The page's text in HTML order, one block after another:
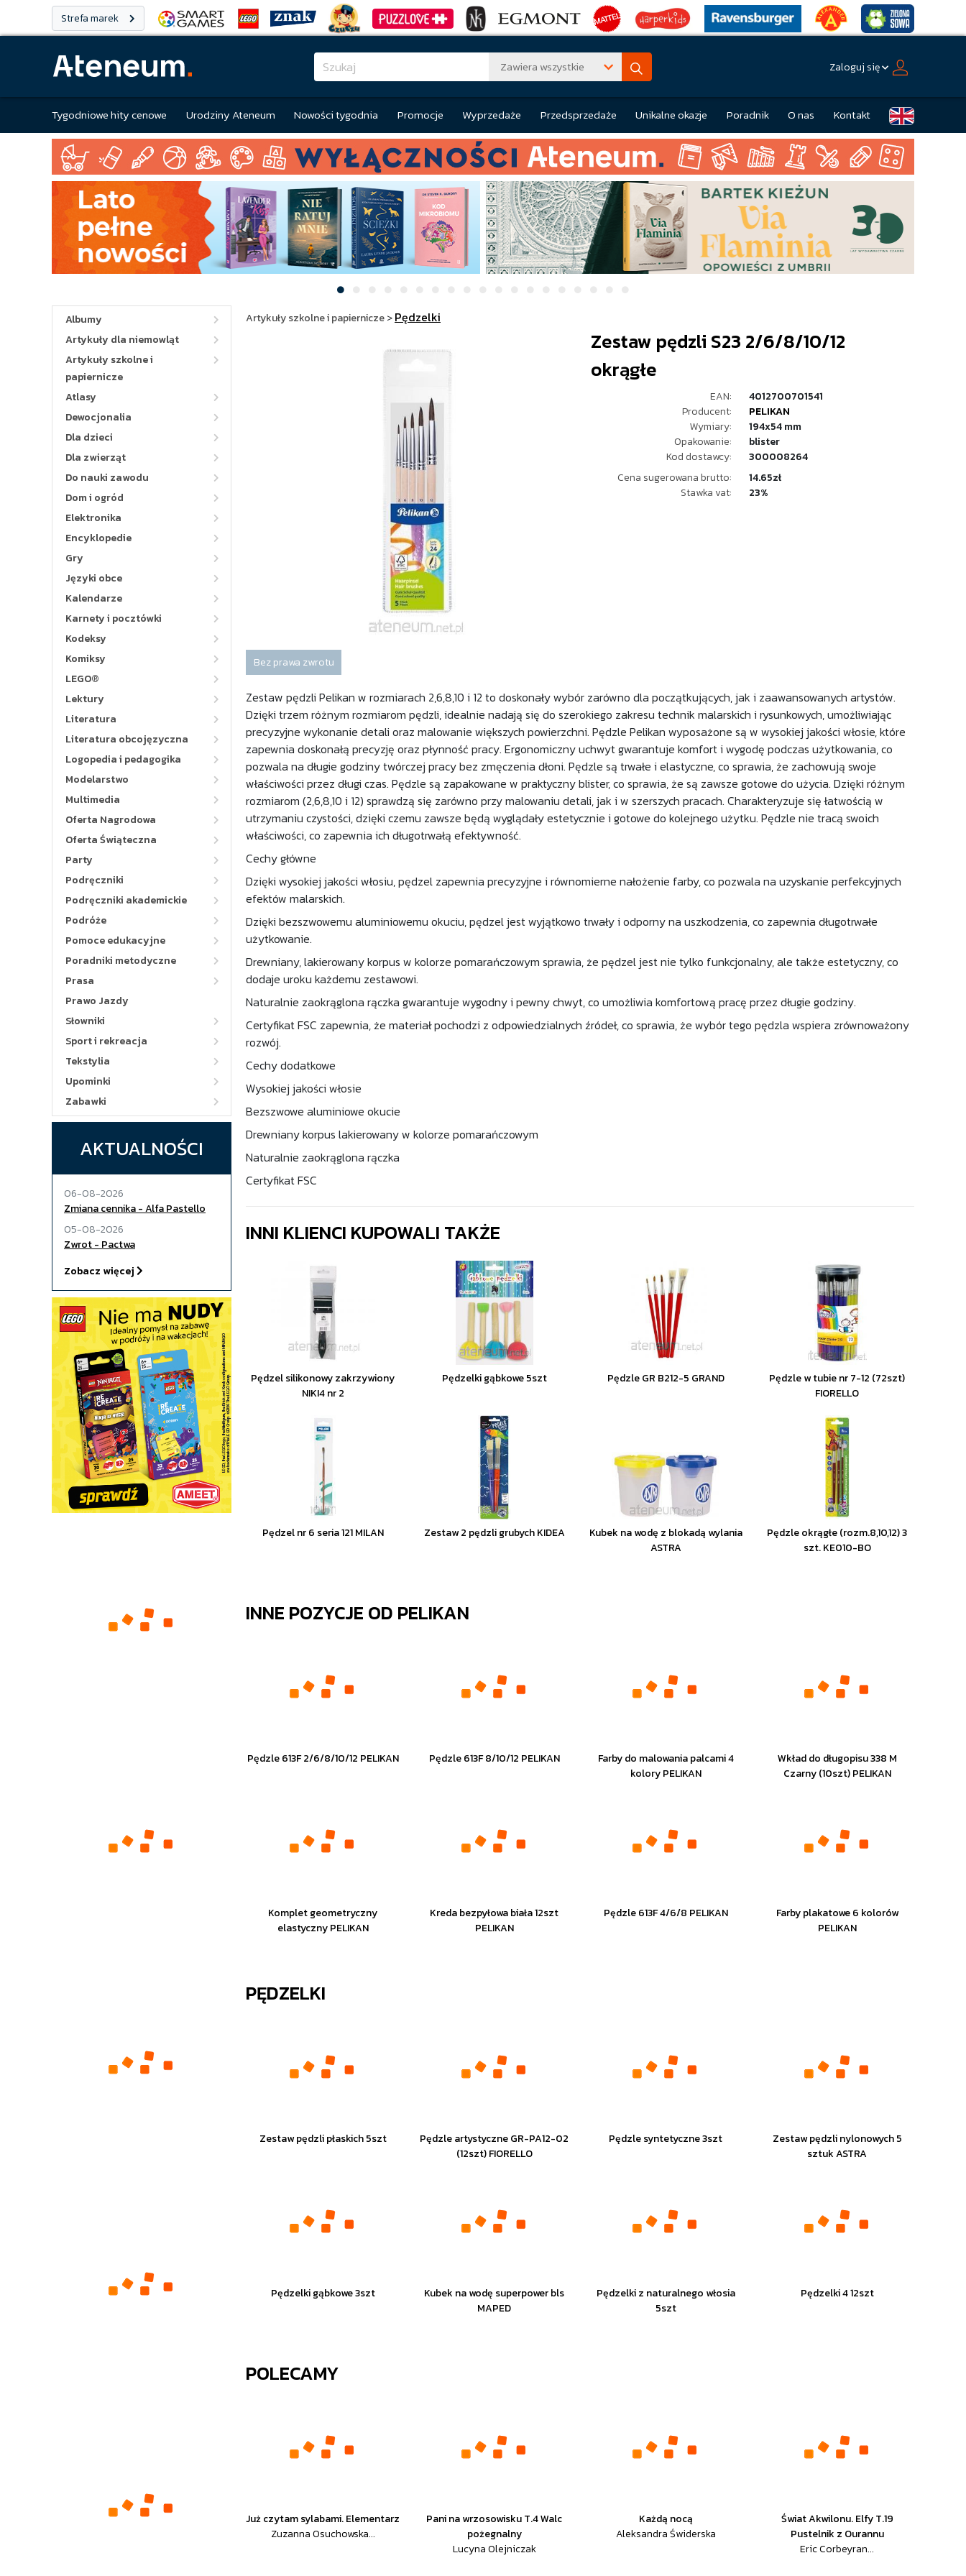
Strefa marek
Zawiera wszystkie Zaloguj się
Tygodniowe hity cenowe Urodziny Ateneum Nowości tygodnia Promocje Wyprzedaże Przedsprzedaże Unikalne okazje Poradnik O nas Kontakt
Albumy
Artykuły dla niemowląt
Artykuły szkolne i
papiernicze
Atlasy
Dewocjonalia
Dla dzieci
Dla zwierząt
Do nauki zawodu
Dom i ogród
Elektronika
Encyklopedie
Gry
Języki obce
Kalendarze
Karnety i pocztówki
Kodeksy
Komiksy
LEGO®
Lektury
Literatura
Literatura obcojęzyczna
Logopedia i pedagogika
Modelarstwo
Multimedia
Oferta Nagrodowa
Oferta Świąteczna
Party
Podręczniki
Podręczniki akademickie
Podróże
Pomoce edukacyjne
Poradniki metodyczne
Prasa
Prawo Jazdy
Słowniki
Sport i rekreacja
Tekstylia
Upominki
Zabawki
AKTUALNOŚCI
06-08-2026
Zmiana cennika - Alfa Pastello
05-08-2026
Zwrot - Pactwa
Zobacz więcej
Artykuły szkolne i papiernicze>Pędzelki
Zestaw pędzli S23 2/6/8/10/12
okrągłe
EAN:
4012700701541
Producent:
PELIKAN
Wymiary:
194x54 mm
Opakowanie:
blister
Kod dostawcy:
300008264
Cena sugerowana brutto:
14.65zł
Stawka vat:
23%
Bez prawa zwrotu
Zestaw pędzli Pelikan w rozmiarach 2,6,8,10 i 12 to doskonały wybór zarówno dla początkujących, jak i zaawansowanych artystów.
Dzięki trzem różnym rozmiarom pędzli, idealnie nadają się do szerokiego zakresu technik malarskich i rysunkowych, umożliwiając
precyzyjne wykonanie detali oraz malowanie większych powierzchni. Pędzle Pelikan wyposażone są w wysokiej jakości włosie, które
zapewnia doskonałą precyzję oraz płynność pracy. Ergonomiczny uchwyt gwarantuje komfort i wygodę podczas użytkowania, co
pozwala na długie godziny twórczej pracy bez zmęczenia dłoni. Pędzle są trwałe i elastyczne, co sprawia, że zachowują swoje
właściwości przez długi czas. Pędzle są zapakowane w praktyczny blister, co sprawia, że są zawsze gotowe do użycia. Dzięki różnym
rozmiarom (2,6,8,10 i 12) sprawdzą się zarówno przy malowaniu detali, jak i w szerszych pracach. Charakteryzuje się łatwością w
utrzymaniu czystości, dzięki czemu zawsze będą wyglądały estetycznie i gotowe do kolejnego użytku. Pędzle nie tracą swoich
właściwości, co zapewnia ich długotrwałą efektywność.
Cechy główne
Dzięki wysokiej jakości włosiu, pędzel zapewnia precyzyjne i równomierne nałożenie farby, co pozwala na uzyskanie perfekcyjnych
efektów malarskich.
Dzięki bezszwowemu aluminiowemu okuciu, pędzel jest wyjątkowo trwały i odporny na uszkodzenia, co zapewnia długotrwałe
użytkowanie.
Drewniany, lakierowany korpus w kolorze pomarańczowym sprawia, że pędzel jest nie tylko funkcjonalny, ale także estetyczny, co
dodaje uroku każdemu zestawowi.
Naturalnie zaokrąglona rączka gwarantuje wygodny i pewny chwyt, co umożliwia komfortową pracę przez długie godziny.
Certyfikat FSC zapewnia, że materiał pochodzi z odpowiedzialnych źródeł, co sprawia, że wybór tego pędzla wspiera zrównoważony
rozwój.
Cechy dodatkowe
Wysokiej jakości włosie
Bezszwowe aluminiowe okucie
Drewniany korpus lakierowany w kolorze pomarańczowym
Naturalnie zaokrąglona rączka
Certyfikat FSC
INNI KLIENCI KUPOWALI TAKŻE
Pędzel silikonowy zakrzywiony
NIKI4 nr 2
Pędzelki gąbkowe 5szt Pędzle GR B212-5 GRAND
Pędzle w tubie nr 7-12 (72szt)
FIORELLO
Pędzel nr 6 seria 121 MILAN Zestaw 2 pędzli grubych KIDEA
Kubek na wodę z blokadą wylania
ASTRA
Pędzle okrągłe (rozm.8,10,12) 3
szt. KE010-BO
INNE POZYCJE OD PELIKAN
Pędzle 613F 2/6/8/10/12 PELIKAN Pędzle 613F 8/10/12 PELIKAN
Farby do malowania palcami 4
kolory PELIKAN
Wkład do długopisu 338 M
Czarny (10szt) PELIKAN
Komplet geometryczny
elastyczny PELIKAN
Kreda bezpyłowa biała 12szt
PELIKAN
Pędzle 613F 4/6/8 PELIKAN
Farby plakatowe 6 kolorów
PELIKAN
PĘDZELKI
Zestaw pędzli płaskich 5szt
Pędzle artystyczne GR-PA12-02
(12szt) FIORELLO
Pędzle syntetyczne 3szt
Zestaw pędzli nylonowych 5
sztuk ASTRA
Pędzelki gąbkowe 3szt
Kubek na wodę superpower bls
MAPED
Pędzelki z naturalnego włosia
5szt
Pędzelki 4 12szt
POLECAMY
Już czytam sylabami. Elementarz
Zuzanna Osuchowska...
Pani na wrzosowisku T.4 Walc
pożegnalny
Lucyna Olejniczak
Każdą nocą
Aleksandra Świderska
Świat Akwilonu. Elfy T.19
Pustelnik z Ourannu
Eric Corbeyran...